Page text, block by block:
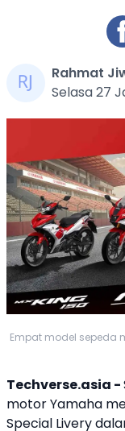
Rahmat
Selasa 27
Empat model sepeda
Techverse.asia -
motorYamaha
Special Livery